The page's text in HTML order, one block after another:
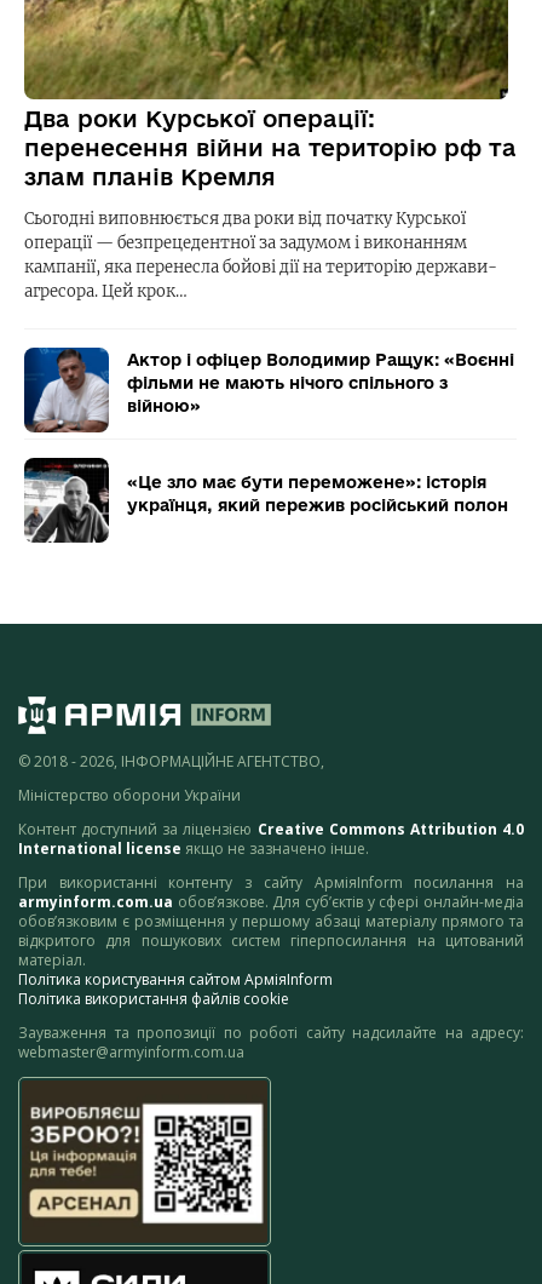
Два роки Курської операції:
перенесення війни на територію рф та
злам планів Кремля
Сьогодні виповнюється два роки від початку Курської
операції — безпрецедентної за задумом і виконанням
кампанії, яка перенесла бойові дії на територію держави-
агресора. Цей крок…
Актор і офіцер Володимир Ращук: «Воєнні
фільми не мають нічого спільного з
війною»
«Це зло має бути переможене»: історія
українця, який пережив російський полон
© 2018 - 2026, ІНФОРМАЦІЙНЕ АГЕНТСТВО,
Міністерство оборони України
Контент доступний за ліцензією Creative Commons Attribution 4.0
International license якщо не зазначено інше.
При використанні контенту з сайту АрміяInform посилання на
armyinform.com.ua обов’язкове. Для суб’єктів у сфері онлайн-медіа
обов’язковим є розміщення у першому абзаці матеріалу прямого та
відкритого для пошукових систем гіперпосилання на цитований
матеріал.
Політика користування сайтом АрміяInform
Політика використання файлів cookie
Зауваження та пропозиції по роботі сайту надсилайте на адресу:
webmaster@armyinform.com.ua